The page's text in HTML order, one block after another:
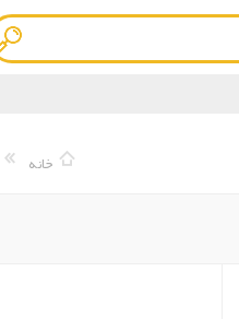
خانه